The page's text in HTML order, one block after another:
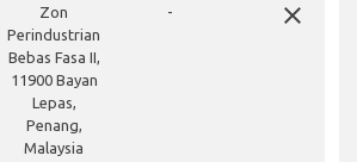
Zon
Perindustrian
Bebas Fasa II,
11900 Bayan
Lepas,
Penang,
Malaysia
- close